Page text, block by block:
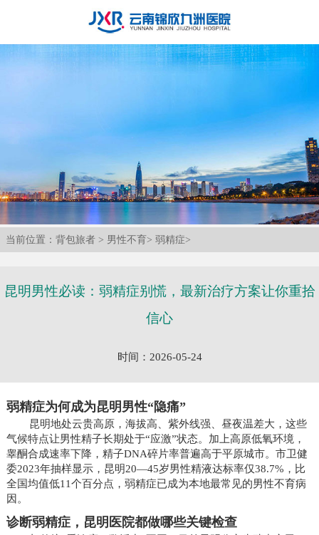
当前位置： 背包旅者 > 男性不育> 弱精症>
昆明男性必读：弱精症别慌，最新治疗方案让你重拾
信心
时间：2026-05-24
弱精症为何成为昆明男性“隐痛”
昆明地处云贵高原，海拔高、紫外线强、昼夜温差大，这些
气候特点让男性精子长期处于“应激”状态。加上高原低氧环境，
睾酮合成速率下降，精子DNA碎片率普遍高于平原城市。市卫健
委2023年抽样显示，昆明20—45岁男性精液达标率仅38.7%，比
全国均值低11个百分点，弱精症已成为本地最常见的男性不育病
因。
诊断弱精症，昆明医院都做哪些关键检查